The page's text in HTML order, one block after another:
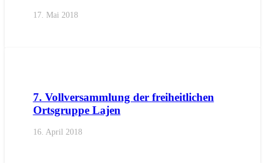
17. Mai 2018
7. Vollversammlung der freiheitlichen
Ortsgruppe Lajen
16. April 2018